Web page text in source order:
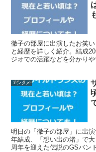
徹子の部屋に出演したお笑
と経歴を詳しく紹介。結成
ジオでの活躍などを分かりや
エンタメ
明日の「徹子の部屋」に出
年結成、「想い出の渚」で
周年を迎えた伝説のGSバン